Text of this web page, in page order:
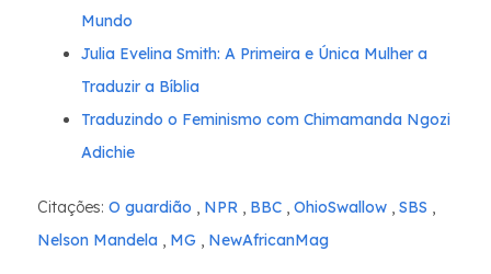
Mundo
Julia Evelina Smith: A Primeira e Única Mulher a
Traduzir a Bíblia
Traduzindo o Feminismo com Chimamanda Ngozi
Adichie
Citações: O guardião , NPR , BBC , OhioSwallow , SBS ,
Nelson Mandela , MG , NewAfricanMag